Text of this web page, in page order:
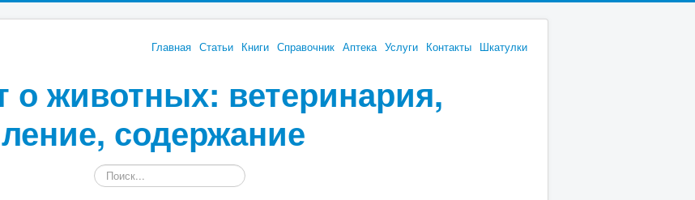
Главная Статьи Книги Справочник Аптека Услуги Контакты Шкатулки
о животных: ветеринария,
содержание
Искать...